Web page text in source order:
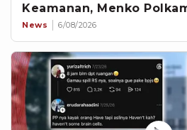
Keamanan, Menko
News 6/08/2026